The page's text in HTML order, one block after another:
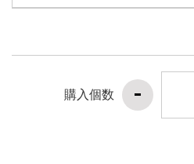
購入個数